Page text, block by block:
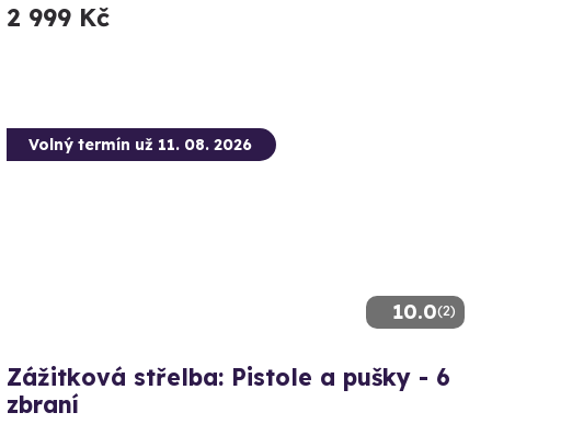
2 999 Kč
10.0(2)
Volný termín už 11. 08. 2026
Zážitková střelba: Pistole a pušky - 6
zbraní